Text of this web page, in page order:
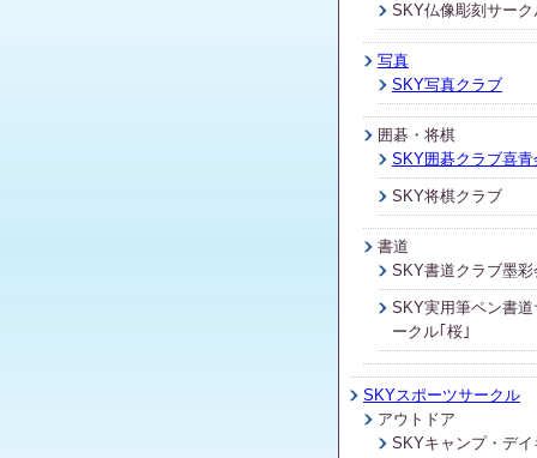
SKY仏像彫刻サーク
写真
SKY写真クラブ
囲碁・将棋
SKY囲碁クラブ喜青
SKY将棋クラブ
書道
SKY書道クラブ墨彩
SKY実用筆ペン書道
ークル｢桜｣
SKYスポーツサークル
アウトドア
SKYキャンプ・デイ